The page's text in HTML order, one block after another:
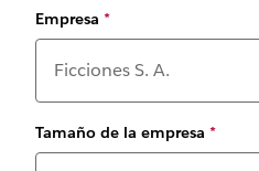
Empresa *
Tamaño de la empresa *